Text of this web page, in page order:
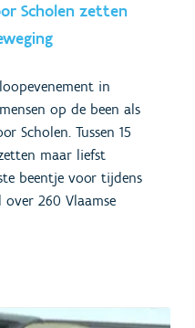
Scholen zetten
in
op de been als
Scholen. Tussen 15
maar liefst
beentje voor tijdens
over 260 Vlaamse